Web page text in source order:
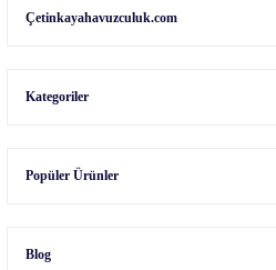
Çetinkayahavuzculuk.com
Kategoriler
Popüler Ürünler
Blog